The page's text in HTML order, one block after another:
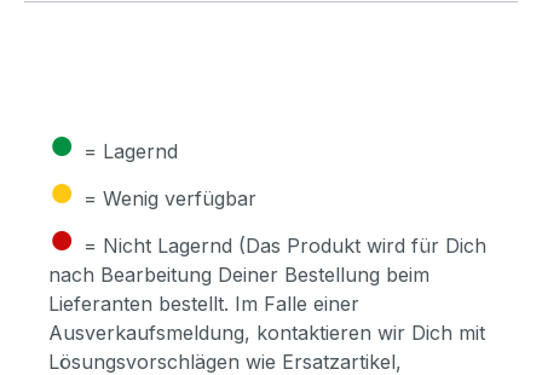
● = Lagernd
● = Wenig verfügbar
● = Nicht Lagernd (Das Produkt wird für Dich
nach Bearbeitung Deiner Bestellung beim
Lieferanten bestellt. Im Falle einer
Ausverkaufsmeldung, kontaktieren wir Dich mit
Lösungsvorschlägen wie Ersatzartikel,